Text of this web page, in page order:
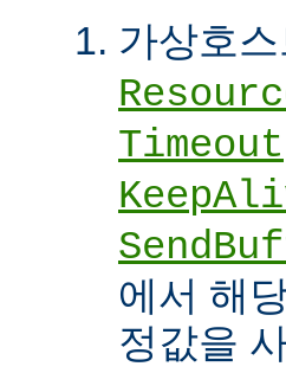
가상호스
Timeout
에서 해
정값을